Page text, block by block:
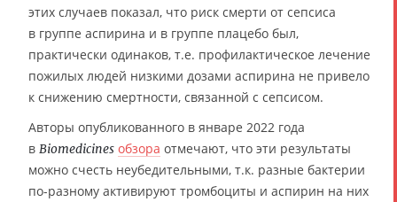
этих случаев показал, что риск смерти от сепсиса
в группе аспирина и в группе плацебо был,
практически одинаков, т.е. профилактическое лечение
пожилых людей низкими дозами аспирина не привело
к снижению смертности, связанной с сепсисом.
Авторы опубликованного в январе 2022 года
в Biomedicines обзора отмечают, что эти результаты
можно счесть неубедительными, т.к. разные бактерии
по-разному активируют тромбоциты и аспирин на них